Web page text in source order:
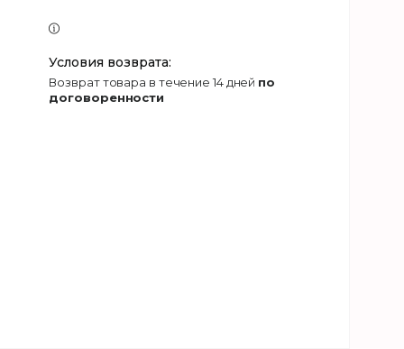
возврат товара в течение 14 дней по
договоренности